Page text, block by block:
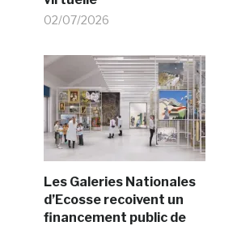
02/07/2026
Les Galeries Nationales
d’Ecosse recoivent un
financement public de